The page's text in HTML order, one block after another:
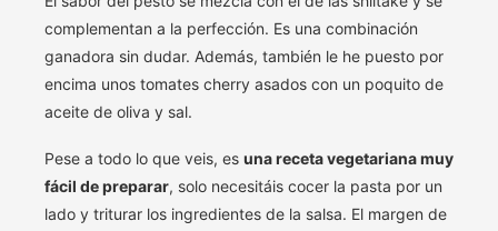
complementan a la perfección. Es una combinación
ganadora sin dudar. Además, también le he puesto por
encima unos tomates cherry asados con un poquito de
aceite de oliva y sal.
Pese a todo lo que veis, es una receta vegetariana muy
fácil de preparar, solo necesitáis cocer la pasta por un
lado y triturar los ingredientes de la salsa. El margen de